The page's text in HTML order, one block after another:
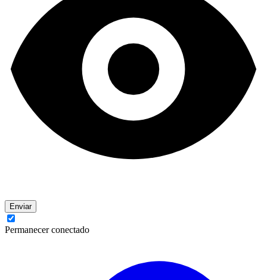
Enviar
Permanecer conectado